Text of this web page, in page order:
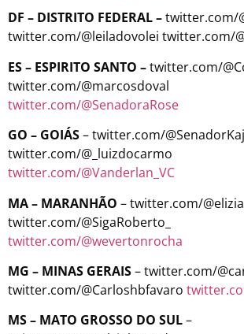
DF – DISTRITO FEDERAL –twitter.com/
twitter.com/@leiladovolei twitter.com/
ES – ESPIRITO SANTO –twitter.com/
twitter.com/@marcosdoval
twitter.com/@SenadoraRose
GO – GOIÁS– twitter.com/
twitter.com/@_luizdocarmo
twitter.com/@Vanderlan_VC
MA – MARANHÃO – twitter.com/
twitter.com/@SigaRoberto_
twitter.com/@wevertonrocha
MG – MINAS GERAIS– twitter.com/
twitter.com/@Carloshbfavaro
MS – MATO GROSSO DO SUL–